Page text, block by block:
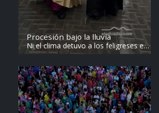
Procesión bajo la lluvia
Ni el clima detuvo a los feligreses en
el recorrido del Divino Salvador del
Steven Anzora